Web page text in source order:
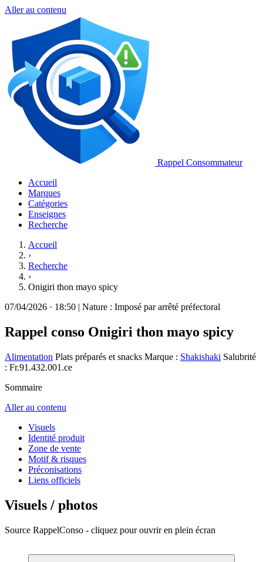
Aller au contenu
Rappel Consommateur
Accueil
Marques
Catégories
Enseignes
Recherche
Accueil
›
Recherche
›
Onigiri thon mayo spicy
07/04/2026 · 18:50 | Nature : Imposé par arrêté préfectoral
Rappel conso Onigiri thon mayo spicy
Alimentation Plats préparés et snacks Marque : Shakishaki Salubrité
: Fr.91.432.001.ce
Sommaire
Aller au contenu
Visuels
Identité produit
Zone de vente
Motif & risques
Préconisations
Liens officiels
Visuels / photos
Source RappelConso - cliquez pour ouvrir en plein écran